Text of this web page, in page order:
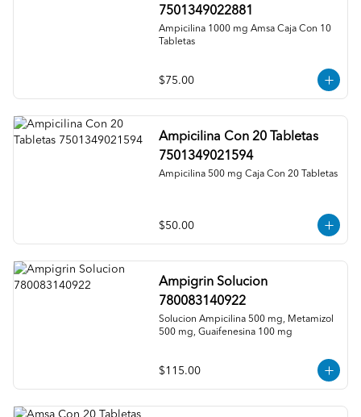
7501349022881
Ampicilina 1000 mg Amsa Caja Con 10
Tabletas
$75.00
Ampicilina Con 20 Tabletas
7501349021594
Ampicilina 500 mg Caja Con 20 Tabletas
$50.00
Ampigrin Solucion
780083140922
Solucion Ampicilina 500 mg, Metamizol
500 mg, Guaifenesina 100 mg
$115.00